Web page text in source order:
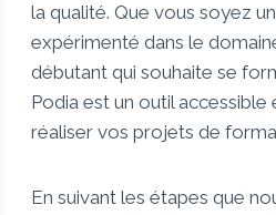
la qualité. Que vous soyez
expérimenté dans le
débutant qui souhaite se
Podia est un outil
réaliser vos projets de
En suivant les étapes que